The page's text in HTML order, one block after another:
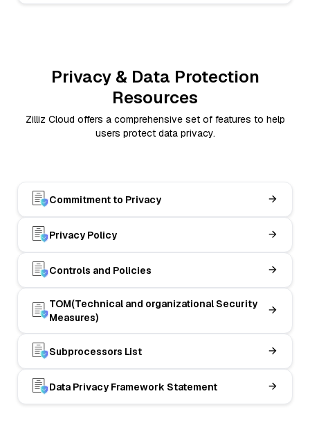
Privacy & Data Protection
Resources
Zilliz Cloud offers a comprehensive set of features to help
users protect data privacy.
Commitment to Privacy
Privacy Policy
Controls and Policies
TOM(Technical and organizational Security
Measures)
Subprocessors List
Data Privacy Framework Statement